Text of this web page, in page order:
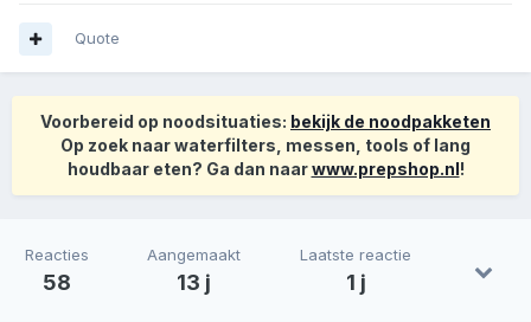
Quote
Voorbereid op noodsituaties: bekijk de noodpakketen
Op zoek naar waterfilters, messen, tools of lang
houdbaar eten? Ga dan naarwww.prepshop.nl!
Reacties
58
Aangemaakt
13 j
Laatste reactie
1 j